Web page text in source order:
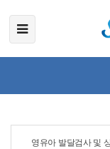
영유아 발달검사 및